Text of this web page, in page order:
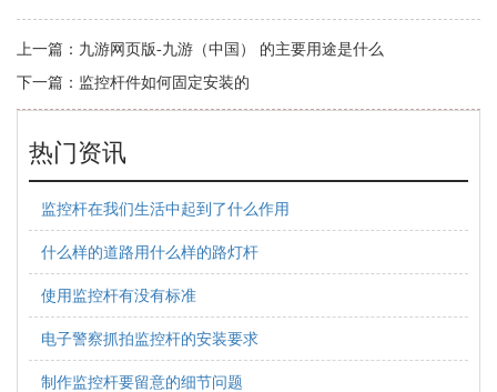
上一篇： 九游网页版-九游（中国） 的主要用途是什么
下一篇： 监控杆件如何固定安装的
热门资讯
监控杆在我们生活中起到了什么作用
什么样的道路用什么样的路灯杆
使用监控杆有没有标准
电子警察抓拍监控杆的安装要求
制作监控杆要留意的细节问题